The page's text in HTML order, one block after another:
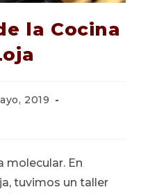
la Cocina
2019
molecular. En
tuvimos un taller